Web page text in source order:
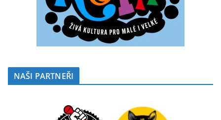
NAŠI PARTNEŘI